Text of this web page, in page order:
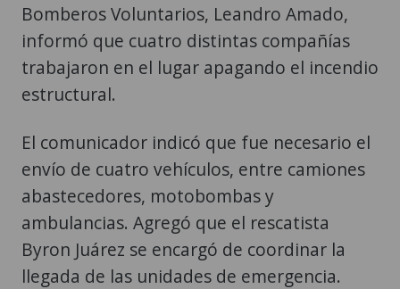
Bomberos Voluntarios, Leandro Amado,
informó que cuatro distintas compañías
trabajaron en el lugar apagando el incendio
estructural.
El comunicador indicó que fue necesario el
envío de cuatro vehículos, entre camiones
abastecedores, motobombas y
ambulancias. Agregó que el rescatista
Byron Juárez se encargó de coordinar la
llegada de las unidades de emergencia.